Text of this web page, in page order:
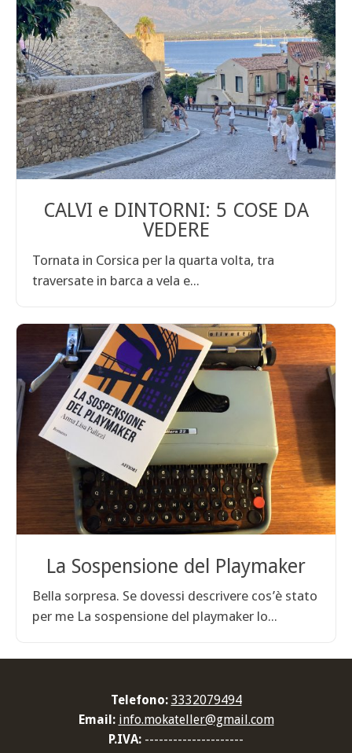
CALVI e DINTORNI: 5 COSE DA
VEDERE
Tornata in Corsica per la quarta volta, tra
traversate in barca a vela e...
La Sospensione del Playmaker
Bella sorpresa. Se dovessi descrivere cos’è stato
per me La sospensione del playmaker lo...
Telefono: 3332079494
Email: info.mokateller@gmail.com
P.IVA: ---------------------